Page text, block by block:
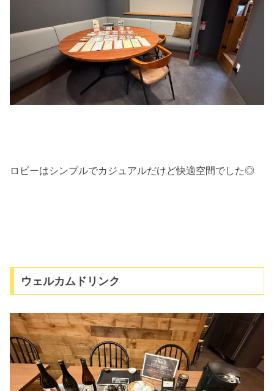
ロビーはシンプルでカジュアルだけど快適空間でした◎
ウェルカムドリンク